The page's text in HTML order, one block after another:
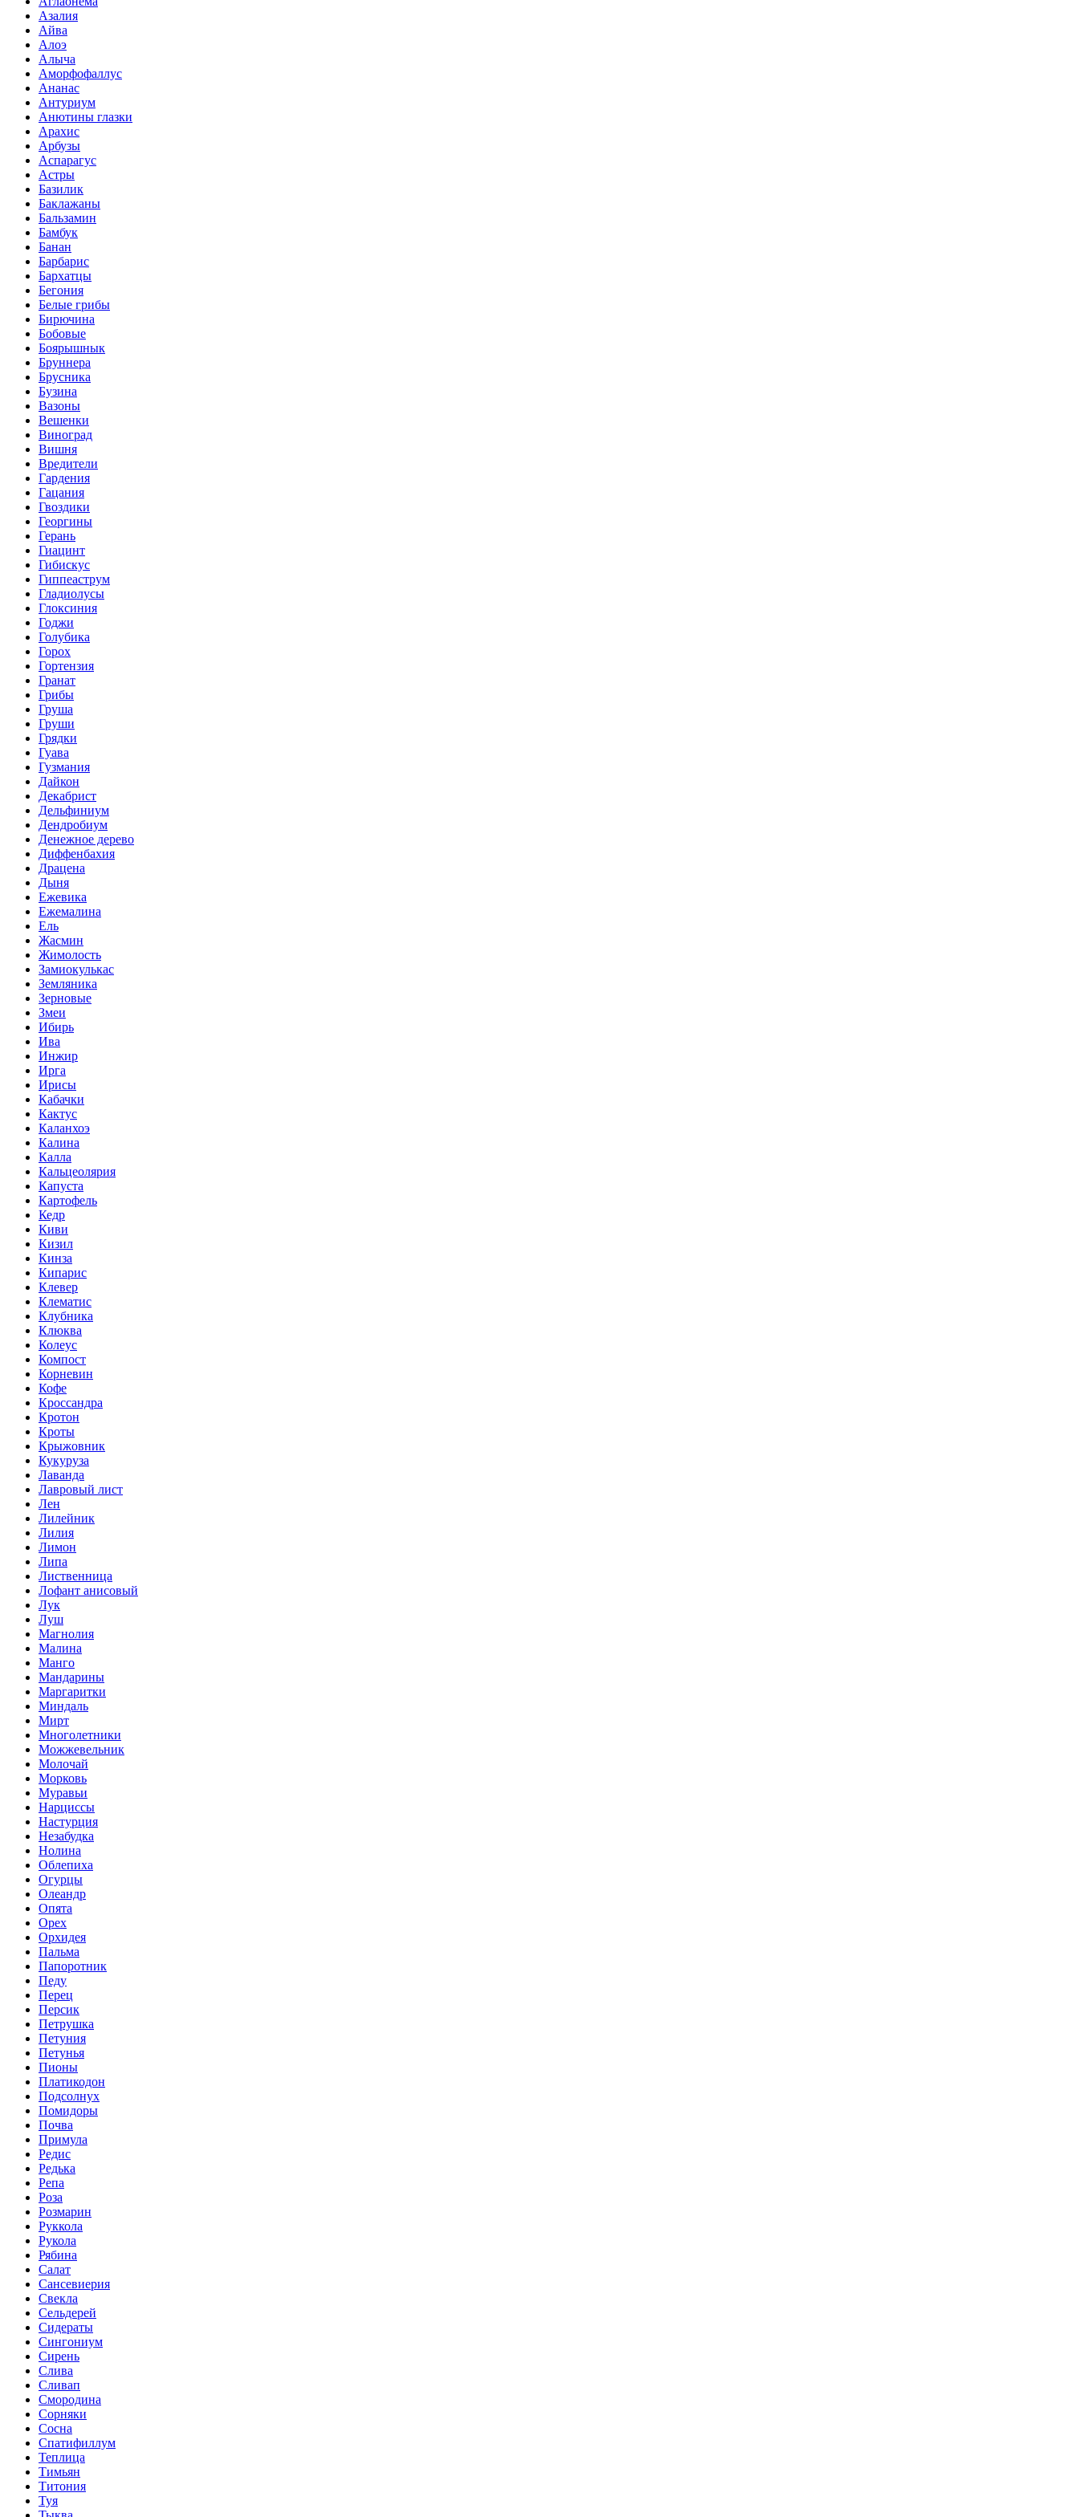
Азалия
Айва
Алоэ
Алыча
Аморфофаллус
Ананас
Антуриум
Анютины глазки
Арахис
Арбузы
Аспарагус
Астры
Базилик
Баклажаны
Бальзамин
Бамбук
Банан
Барбарис
Бархатцы
Бегония
Белые грибы
Бирючина
Бобовые
Боярышнык
Бруннера
Брусника
Бузина
Вазоны
Вешенки
Виноград
Вишня
Вредители
Гардения
Гацания
Гвоздики
Георгины
Герань
Гиацинт
Гибискус
Гиппеаструм
Гладиолусы
Глоксиния
Годжи
Голубика
Горох
Гортензия
Гранат
Грибы
Груша
Груши
Грядки
Гуава
Гузмания
Дайкон
Декабрист
Дельфиниум
Дендробиум
Денежное дерево
Диффенбахия
Драцена
Дыня
Ежевика
Ежемалина
Ель
Жасмин
Жимолость
Замиокулькас
Земляника
Зерновые
Змеи
Ибирь
Ива
Инжир
Ирга
Ирисы
Кабачки
Кактус
Каланхоэ
Калина
Калла
Кальцеолярия
Капуста
Картофель
Кедр
Киви
Кизил
Кинза
Кипарис
Клевер
Клематис
Клубника
Клюква
Колеус
Компост
Корневин
Кофе
Кроссандра
Кротон
Кроты
Крыжовник
Кукуруза
Лаванда
Лавровый лист
Лен
Лилейник
Лилия
Лимон
Липа
Лиственница
Лофант анисовый
Лук
Луш
Магнолия
Малина
Манго
Мандарины
Маргаритки
Миндаль
Мирт
Многолетники
Можжевельник
Молочай
Морковь
Муравьи
Нарциссы
Настурция
Незабудка
Нолина
Облепиха
Огурцы
Олеандр
Опята
Орех
Орхидея
Пальма
Папоротник
Педу
Перец
Персик
Петрушка
Петуния
Петунья
Пионы
Платикодон
Подсолнух
Помидоры
Почва
Примула
Редис
Редька
Репа
Роза
Розмарин
Руккола
Рукола
Рябина
Салат
Сансевиерия
Свекла
Сельдерей
Сидераты
Сингониум
Сирень
Слива
Сливап
Смородина
Сорняки
Сосна
Спатифиллум
Теплица
Тимьян
Титония
Туя